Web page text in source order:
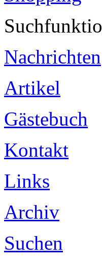
Nachrichten
Artikel
Gästebuch
Kontakt
Links
Archiv
Suchen